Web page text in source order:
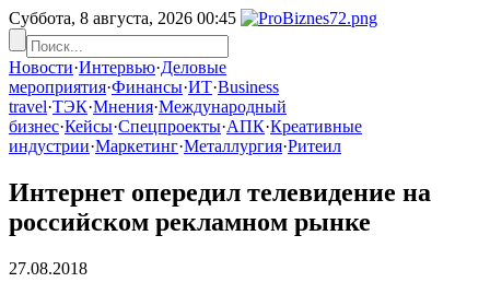
Суббота, 8 августа, 2026 00:45
Новости·Интервью·Деловые
мероприятия·Финансы·ИТ·Business
travel·ТЭК·Мнения·Международный
бизнес·Кейсы·Спецпроекты·АПК·Креативные
индустрии·Маркетинг·Металлургия·Ритеил
Интернет опередил телевидение на
российском рекламном рынке
27.08.2018